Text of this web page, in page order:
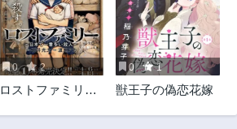
3ヶ月前
第52話
3ヶ月前
第50話
3ヶ月前
第48話
0 2
ロストファミリー
0 1
獣王子の偽恋花嫁